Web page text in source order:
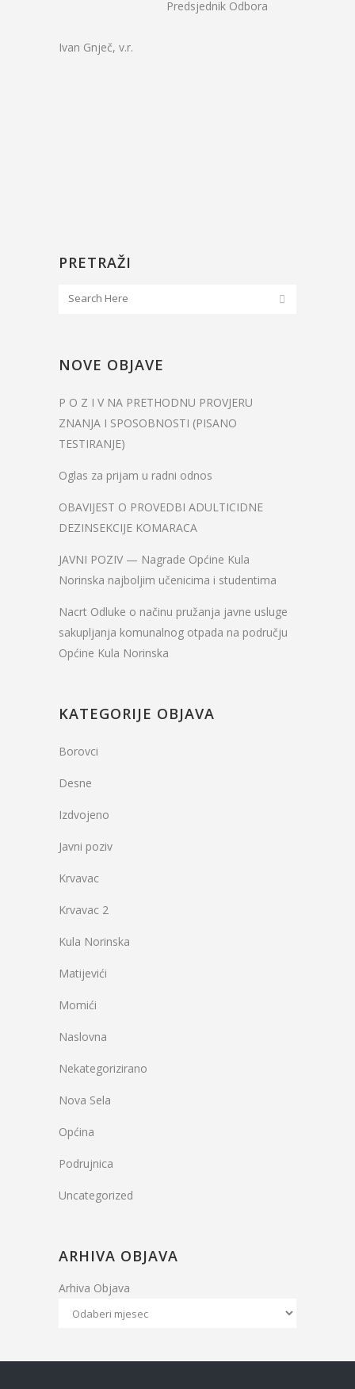
Predsjednik Odbora
Ivan Gnječ, v.r.
PRETRAŽI
NOVE OBJAVE
P O Z I V NA PRETHODNU PROVJERU
ZNANJA I SPOSOBNOSTI (PISANO
TESTIRANJE)
Oglas za prijam u radni odnos
OBAVIJEST O PROVEDBI ADULTICIDNE
DEZINSEKCIJE KOMARACA
JAVNI POZIV — Nagrade Općine Kula
Norinska najboljim učenicima i studentima
Nacrt Odluke o načinu pružanja javne usluge
sakupljanja komunalnog otpada na području
Općine Kula Norinska
KATEGORIJE OBJAVA
Borovci
Desne
Izdvojeno
Javni poziv
Krvavac
Krvavac 2
Kula Norinska
Matijevići
Momići
Naslovna
Nekategorizirano
Nova Sela
Općina
Podrujnica
Uncategorized
ARHIVA OBJAVA
Arhiva Objava